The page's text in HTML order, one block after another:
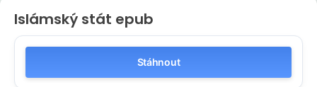
Islámský stát epub
Stáhnout